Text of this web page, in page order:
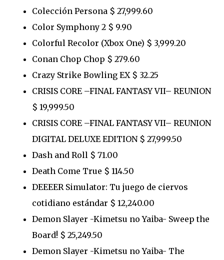
Colección Persona $ 27,999.60
Color Symphony 2 $ 9.90
Colorful Recolor (Xbox One) $ 3,999.20
Conan Chop Chop $ 279.60
Crazy Strike Bowling EX $ 32.25
CRISIS CORE –FINAL FANTASY VII– REUNION
$ 19,999.50
CRISIS CORE –FINAL FANTASY VII– REUNION
DIGITAL DELUXE EDITION $ 27,999.50
Dash and Roll $ 71.00
Death Come True $ 114.50
DEEEER Simulator: Tu juego de ciervos
cotidiano estándar $ 12,240.00
Demon Slayer -Kimetsu no Yaiba- Sweep the
Board! $ 25,249.50
Demon Slayer -Kimetsu no Yaiba- The